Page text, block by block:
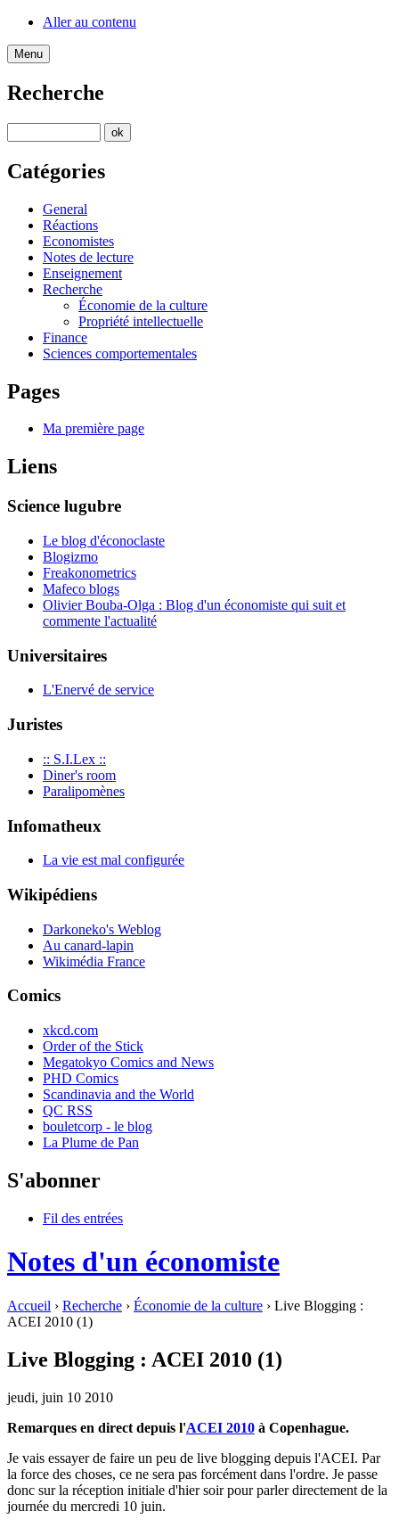
Aller au contenu
Menu
Recherche
Catégories
General
Réactions
Economistes
Notes de lecture
Enseignement
Recherche
Économie de la culture
Propriété intellectuelle
Finance
Sciences comportementales
Pages
Ma première page
Liens
Science lugubre
Le blog d'éconoclaste
Blogizmo
Freakonometrics
Mafeco blogs
Olivier Bouba-Olga : Blog d'un économiste qui suit et
commente l'actualité
Universitaires
L'Enervé de service
Juristes
:: S.I.Lex ::
Diner's room
Paralipomènes
Infomatheux
La vie est mal configurée
Wikipédiens
Darkoneko's Weblog
Au canard-lapin
Wikimédia France
Comics
xkcd.com
Order of the Stick
Megatokyo Comics and News
PHD Comics
Scandinavia and the World
QC RSS
bouletcorp - le blog
La Plume de Pan
S'abonner
Fil des entrées
Notes d'un économiste
Accueil › Recherche › Économie de la culture › Live Blogging :
ACEI 2010 (1)
Live Blogging : ACEI 2010 (1)
jeudi, juin 10 2010
Remarques en direct depuis l'ACEI 2010 à Copenhague.
Je vais essayer de faire un peu de live blogging depuis l'ACEI. Par
la force des choses, ce ne sera pas forcément dans l'ordre. Je passe
donc sur la réception initiale d'hier soir pour parler directement de la
journée du mercredi 10 juin.